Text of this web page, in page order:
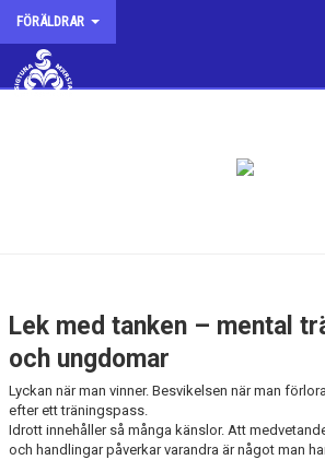
FÖRÄLDRAR
ÅTERHÄMTNING
MENTAL TRÄNING
FÖR TRUPPFÖRÄLDRAR
Lek med tanken – mental
och ungdomar
Lyckan när man vinner. Besvikelsen när man
efter ett träningspass.
Idrott innehåller så många känslor. Att
och handlingar påverkar varandra är något man